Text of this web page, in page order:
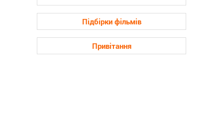
Підбірки фільмів
Привітання